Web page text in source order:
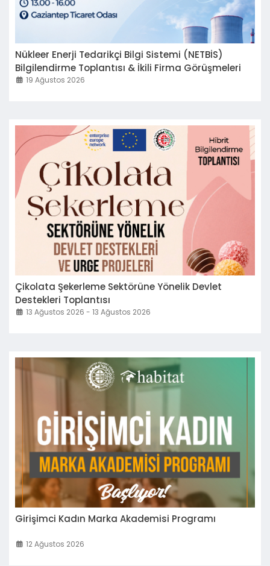
Nükleer Enerji Tedarikçi Bilgi Sistemi (NETBİS)
Bilgilendirme Toplantısı & İkili Firma Görüşmeleri
19 Ağustos 2026
Çikolata Şekerleme Sektörüne Yönelik Devlet
Destekleri Toplantısı
13 Ağustos 2026 - 13 Ağustos 2026
Girişimci Kadın Marka Akademisi Programı
12 Ağustos 2026